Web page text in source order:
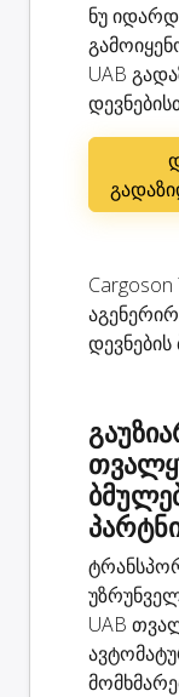
ნუ
UAB
UAB